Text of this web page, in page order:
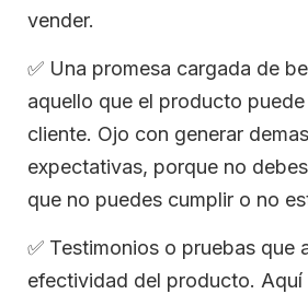
vender.
✅ Una promesa cargada de
aquello que el producto
cliente. Ojo con generar
expectativas, porque no
que no puedes cumplir o no
✅ Testimonios o pruebas que
efectividad del producto. Aquí